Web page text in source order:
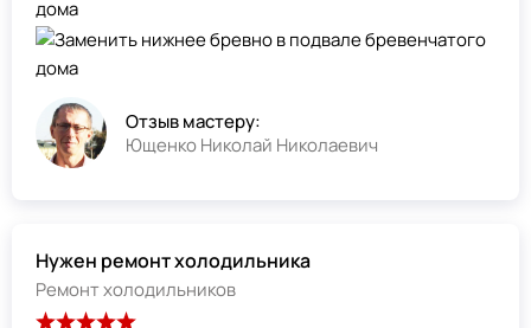
Отзыв мастеру:
Ющенко Николай Николаевич
Нужен ремонт холодильника
Ремонт холодильников